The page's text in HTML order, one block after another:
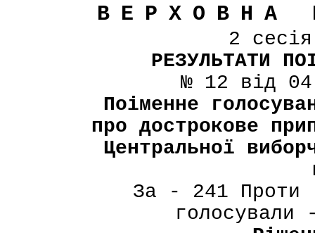
ВЕРХОВНА
2
РЕЗУЛЬТАТИ
№ 12 від
Поіменне
про дострокове
Центральної
За - 241 Проти